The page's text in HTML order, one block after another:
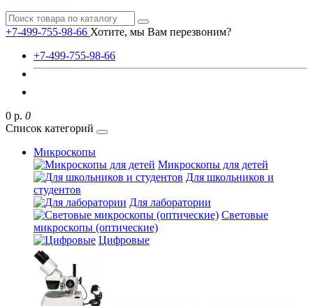
+7-499-755-98-66 Хотите, мы Вам перезвоним?
+7-499-755-98-66
0 р. 0
Список категорий
Микроскопы
Микроскопы для детей
Для школьников и
студентов
Для лаборатории
Световые
микроскопы (оптические)
Цифровые